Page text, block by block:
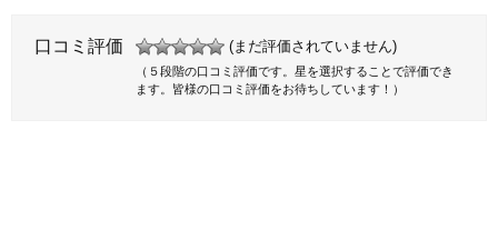
口コミ評価 (まだ評価されていません)
（５段階の口コミ評価です。星を選択することで評価でき
ます。皆様の口コミ評価をお待ちしています！）